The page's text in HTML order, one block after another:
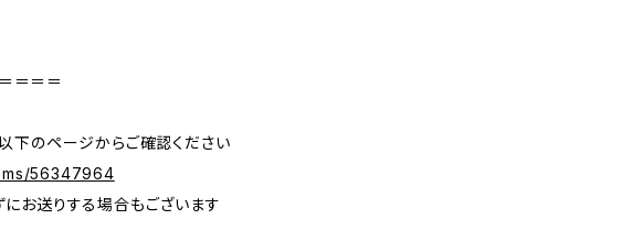
＝＝＝
下のページからご確認ください
56347964
お送りする場合もございます